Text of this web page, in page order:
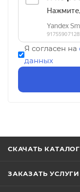
Я согласен на
данных
СКАЧАТЬ КАТАЛОГ
ЗАКАЗАТЬ УСЛУГИ